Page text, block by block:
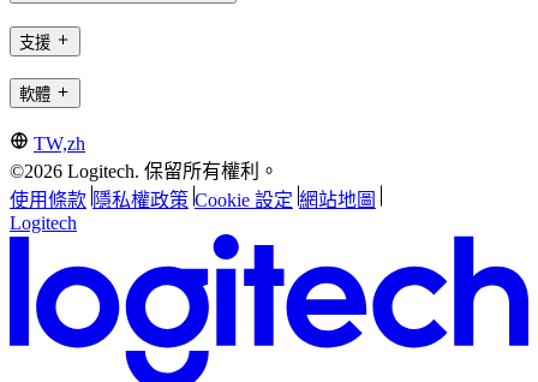
支援
軟體
TW,zh
©2026 Logitech. 保留所有權利。
使用條款 隱私權政策 Cookie 設定 網站地圖
Logitech